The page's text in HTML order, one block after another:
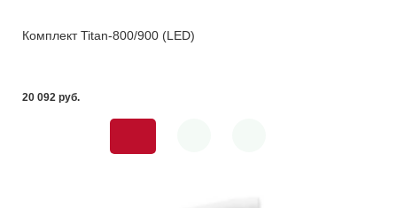
Комплект Titan-800/900 (LED)
20 092 pуб.